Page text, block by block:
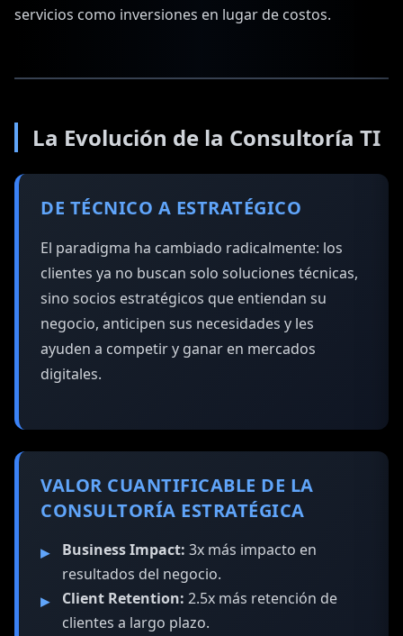
servicios como inversiones en lugar de costos.
La Evolución de la Consultoría TI
DE TÉCNICO A ESTRATÉGICO
El paradigma ha cambiado radicalmente: los
clientes ya no buscan solo soluciones técnicas,
sino socios estratégicos que entiendan su
negocio, anticipen sus necesidades y les
ayuden a competir y ganar en mercados
digitales.
VALOR CUANTIFICABLE DE LA
CONSULTORÍA ESTRATÉGICA
Business Impact: 3x más impacto en
resultados del negocio.
Client Retention: 2.5x más retención de
clientes a largo plazo.